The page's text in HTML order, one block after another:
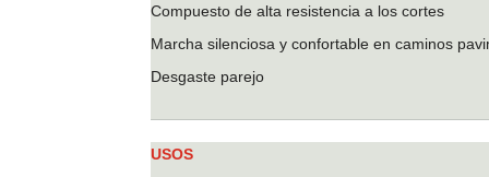
Compuesto de alta resistencia a los cortes
Marcha silenciosa y confortable en caminos
Desgaste parejo
USOS